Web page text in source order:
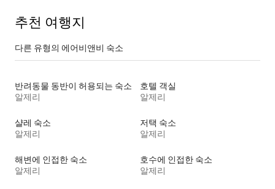
추천 여행지
다른 유형의 에어비앤비 숙소
반려동물 동반이 허용되는 숙소
알제리
호텔 객실
알제리
샬레 숙소
알제리
저택 숙소
알제리
해변에 인접한 숙소
알제리
호수에 인접한 숙소
알제리